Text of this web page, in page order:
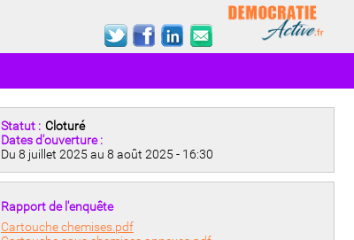
Statut : Cloturé
Dates d'ouverture :
Du 8 juillet 2025 au 8 août 2025 - 16:30
Rapport de l'enquête
Cartouche chemises.pdf